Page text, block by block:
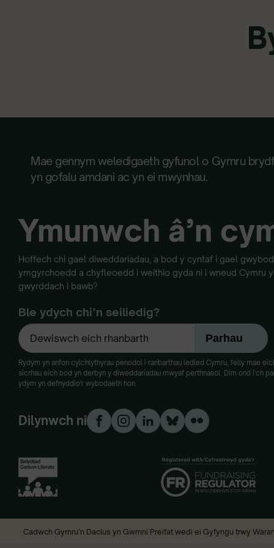
Mae gennym weledigaeth gyfunol o Gymru
yn gofalu amdani ac yn ei mwynhau.
Ymunwch â’n
Hoffech chi gael diweddariadau, a bod y cyntaf i gael
ymgyrchoedd a chyfleoedd i weithio gyda ni i wneud Cymru
gwyrddach i bawb?
Ble ydych chi’n seiliedig?
Rydym yn anfon cylchlythyrau penodol i ranbarthau ledled Cymru, felly mae
sicrhau eich bod yn derbyn y diweddariadau mwyaf perthnasol. Dim ond i'ch
ydym yn defnyddio'r wybodaeth hon.
Dilynwch ni
Cadwch Gymru’n Daclus yn Gwmni Preifat wedi ei Gyfyngu trwy